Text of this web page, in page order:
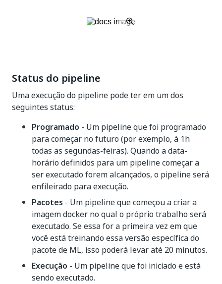
Status do pipeline
Uma execução do pipeline pode ter em um dos
seguintes status:
Programado - Um pipeline que foi programado
para começar no futuro (por exemplo, à 1h
todas as segundas-feiras). Quando a data-
horário definidos para um pipeline começar a
ser executado forem alcançados, o pipeline será
enfileirado para execução.
Pacotes - Um pipeline que começou a criar a
imagem docker no qual o próprio trabalho será
executado. Se essa for a primeira vez em que
você está treinando essa versão específica do
pacote de ML, isso poderá levar até 20 minutos.
Execução - Um pipeline que foi iniciado e está
sendo executado.